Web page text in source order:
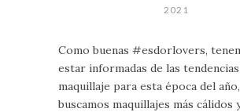
2021
Como buenas #esdorlovers,
estar informadas de las
maquillaje para esta época del
buscamos maquillajes más cálidos